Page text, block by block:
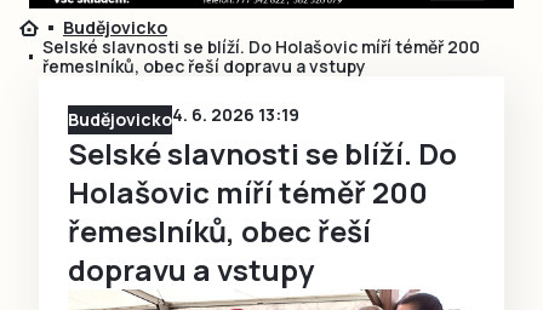
Přihlásit se přes Facebook
Ještě nemám účet, chci se
Registrovat
Budějovicko
Selské slavnosti se blíží. Do Holašovic míří téměř 200
řemeslníků, obec řeší dopravu a vstupy
Budějovicko4. 6. 2026 13:19
Selské slavnosti se blíží. Do
Holašovic míří téměř 200
řemeslníků, obec řeší
dopravu a vstupy